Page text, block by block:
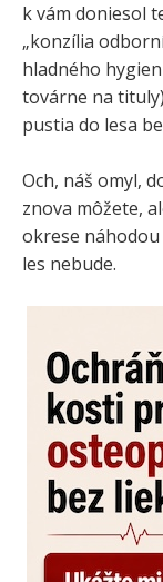
k vám doniesol
„konzília
hladného
továrne na
pustia do lesa
Och, náš omyl,
znova môžete,
okrese náhodou
les nebude.